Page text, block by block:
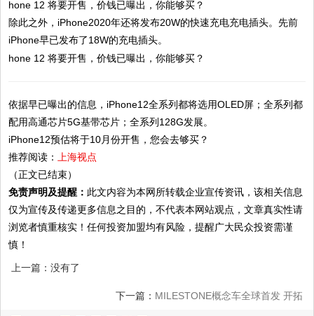
除此之外，iPhone2020年还将发布20W的快速充电充电插头。先前
iPhone早已发布了18W的充电插头。
依据早已曝出的信息，iPhone12全系列都将选用OLED屏；全系列都
配用高通芯片5G基带芯片；全系列128G发展。
iPhone12预估将于10月份开售，您会去够买？
推荐阅读：上海视点
（正文已结束）
免责声明及提醒： 此文内容为本网所转载企业宣传资讯，该相关信息
仅为宣传及传递更多信息之目的，不代表本网站观点，文章真实性请
浏览者慎重核实！任何投资加盟均有风险，提醒广大民众投资需谨
慎！
上一篇：没有了
下一篇： MILESTONE概念车全球首发 开拓